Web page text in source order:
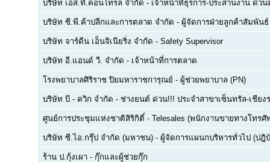
บริษัท เอส.ที.คอนโทรล จำกัด - เจ้าหน้าที่ธุรการ-ประสานงาน ด่วน
บริษัท ซี.พี.ค้าปลีกและการตลาด จำกัด - ผู้จัดการฝ่ายลูกค้าสัมพันธ์
บริษัท จาร์ดีน เอ็นจิเนียริ่ง จำกัด - Safety Supervisor
บริษัท อี.แอนด์ วี. จำกัด - เจ้าหน้าที่การตลาด
โรงพยาบาลศิริราช ปิยมหาราชการุณย์ - ผู้ช่วยพยาบาล (PN)
บริษัท บี - ควิก จำกัด - ช่างยนต์ ด่วน!!! ประจำสาขาเซ็นทรัล-เชียง
ศูนย์การประชุมแห่งชาติสิริกิติ์ - Telesales (พนักงานขายทางโทร
บริษัท ซี.ไอ.กรุ๊ป จำกัด (มหาชน) - ผู้จัดการแผนกบริหารทั่วไป (ปฎิ
ร้าน ป.กุ้งเผา - กุ๊กและผู้ช่วยกุ๊ก